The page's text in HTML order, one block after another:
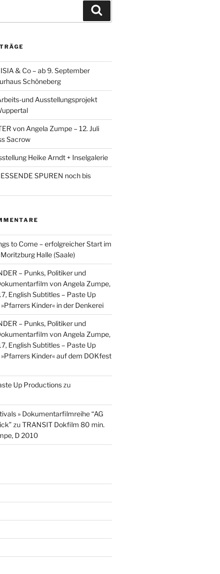
& Co – ab 9. September
Schöneberg
und Ausstellungsprojekt
von Angela Zumpe – 12. Juli
Sacrow
Heike Arndt + Inselgalerie
SPUREN noch bis
to Come – erfolgreicher Start im
Halle (Saale)
– Punks, Politiker und
von Angela Zumpe,
English Subtitles – Paste Up
»Pfarrers Kinder« in der Denkerei
– Punks, Politiker und
von Angela Zumpe,
English Subtitles – Paste Up
»Pfarrers Kinder« auf dem DOKfest
Up Productionszu
» Dokumentarfilmreihe “AG
zu TRANSIT Dokfilm 80 min.
D 2010